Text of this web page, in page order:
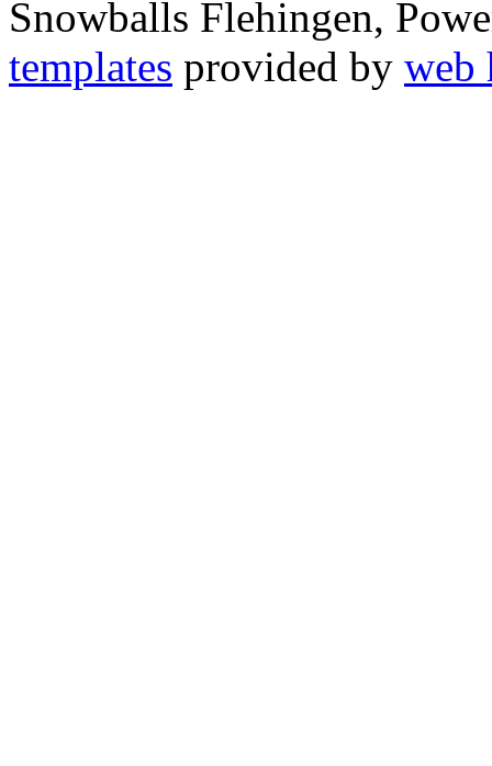
Snowballs Flehingen,
templates provided by web